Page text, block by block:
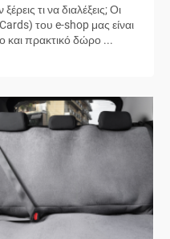
τι να διαλέξεις; Οι
του e-shop μας είναι
και πρακτικό δώρο ...